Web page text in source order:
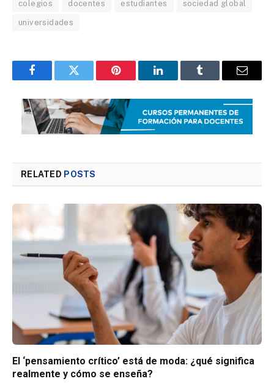
colegios docentes estudiantes sociedad global
universidades
FacebookTwitter Pinterest LinkedInTumblr Email
RELATED POSTS
El ‘pensamiento crítico’ está de moda: ¿qué significa
realmente y cómo se enseña?